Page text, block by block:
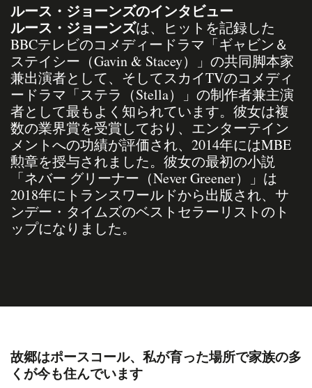
ルース・ジョーンズのインタビュー
ルース・ジョーンズは、ヒットを記録した
BBCテレビのコメディードラマ「ギャビン＆
ステイシー（Gavin & Stacey）」の共同脚本家
兼出演者として、そしてスカイTVのコメディ
ードラマ「ステラ（Stella）」の制作者兼主演
者として最もよく知られています。彼女は複
数の業界賞を受賞しており、エンターテイン
メントへの功績が評価され、2014年にはMBE
勲章を授与されました。彼女の最初の小説
「ネバー グリーナー（Never Greener）」は
2018年にトランスワールドから出版され、サ
ンデー・タイムズのベストセラーリストのト
ップになりました。
故郷はポースコール、私が育った場所で家族の多
くが今も住んでいます